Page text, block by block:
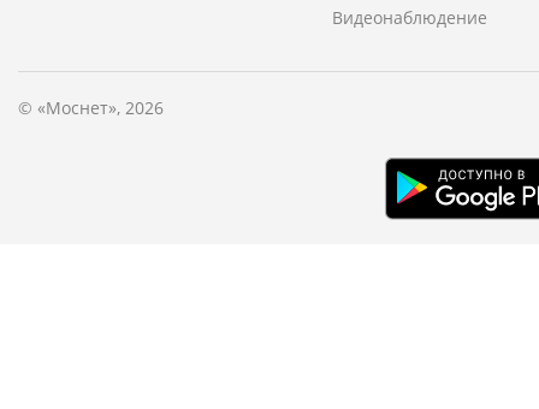
Видеонаблюдение
© «Моснет», 2026